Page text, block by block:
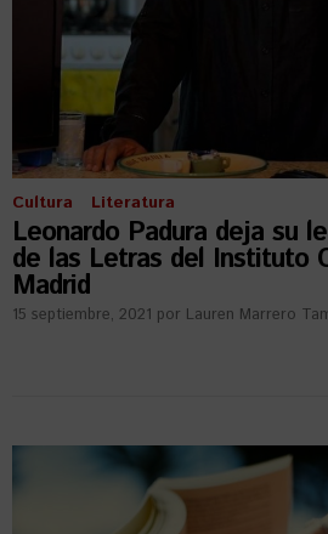
Cultura Literatura
Leonardo Padura deja su
de las Letras del Instituto
Madrid
15 septiembre, 2021 por Lauren Marrero